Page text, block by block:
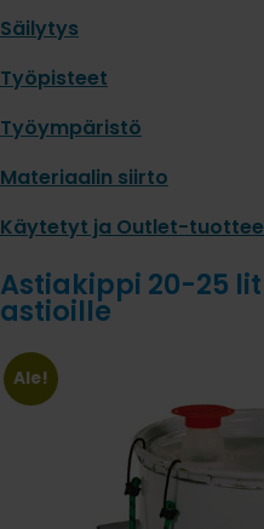
Säilytys
Työpisteet
Työympäristö
Materiaalin siirto
Käytetyt ja Outlet-
Astiakippi 20-25
astioille
Ale!